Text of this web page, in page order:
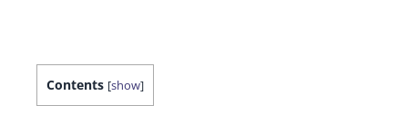
Contents [show]